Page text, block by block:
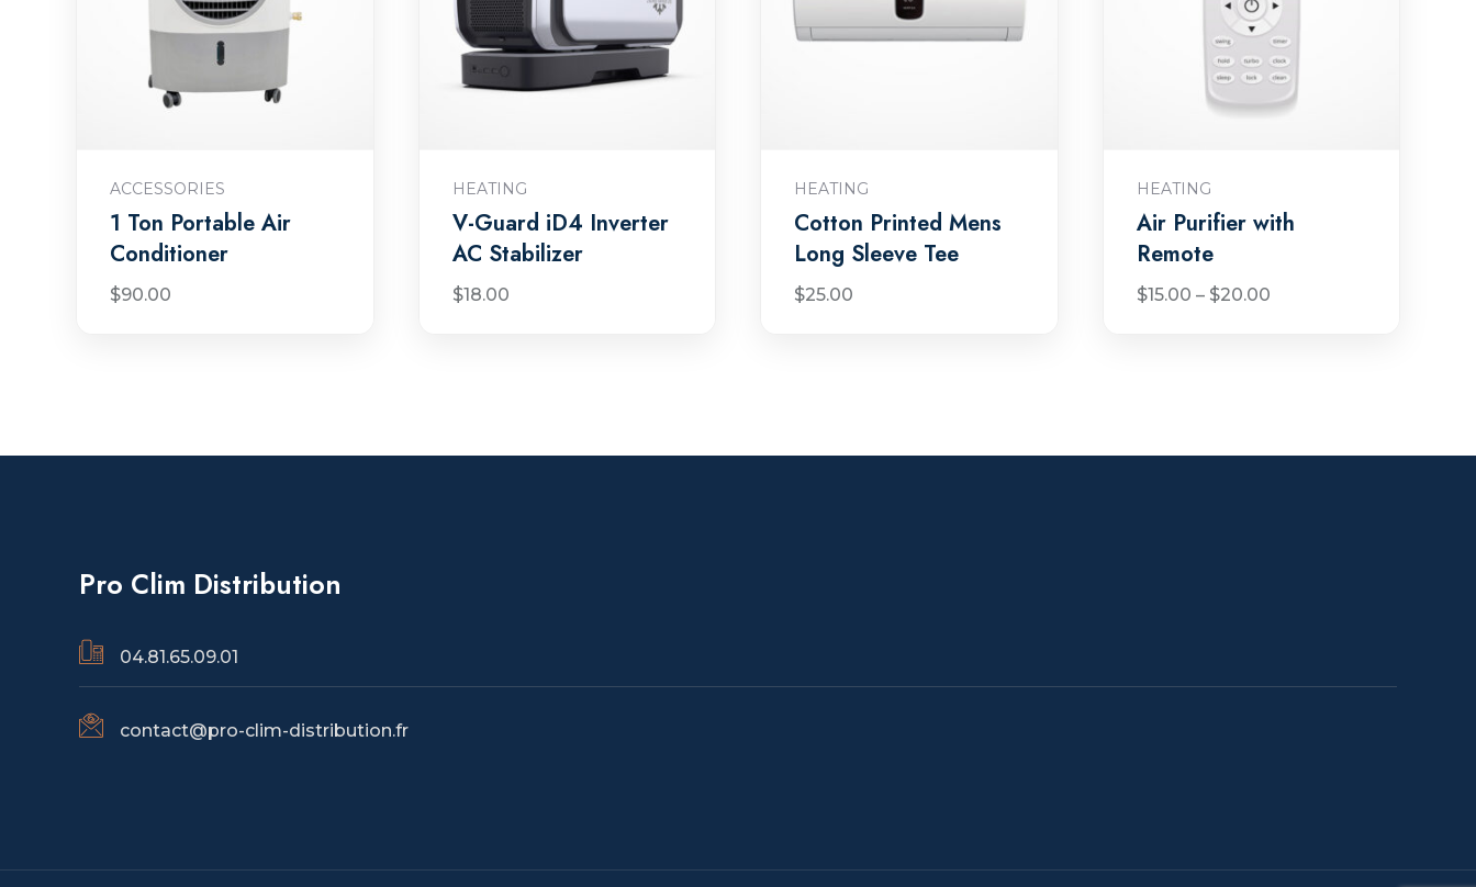
ACCESSORIES
1 Ton Portable Air
Conditioner
$90.00
HEATING
V-Guard iD4 Inverter
AC Stabilizer
$18.00
HEATING
Cotton Printed Mens
Long Sleeve Tee
$25.00
HEATING
Air Purifier with
Remote
$15.00 – $20.00
Pro Clim Distribution
04.81.65.09.01
contact@pro-clim-distribution.fr